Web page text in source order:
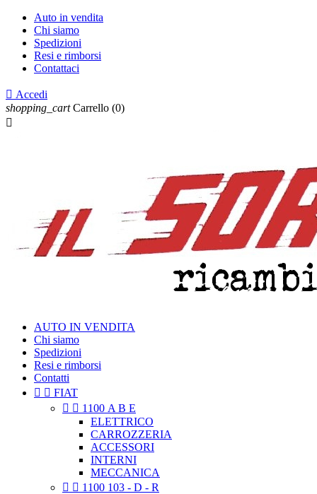
Auto in vendita
Chi siamo
Spedizioni
Resi e rimborsi
Contattaci
 Accedi
shopping_cart Carrello (0)

AUTO IN VENDITA
Chi siamo
Spedizioni
Resi e rimborsi
Contatti
  FIAT
  1100 A B E
ELETTRICO
CARROZZERIA
ACCESSORI
INTERNI
MECCANICA
  1100 103 - D - R